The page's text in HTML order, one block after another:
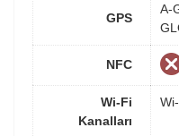
GPS
A-
NFC
Wi-Fi
Kanalları